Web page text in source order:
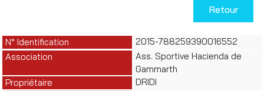
Retour
N° Identification
2015-788259390016552
Association
Ass. Sportive Hacienda de
Gammarth
Propriétaire
DRIDI